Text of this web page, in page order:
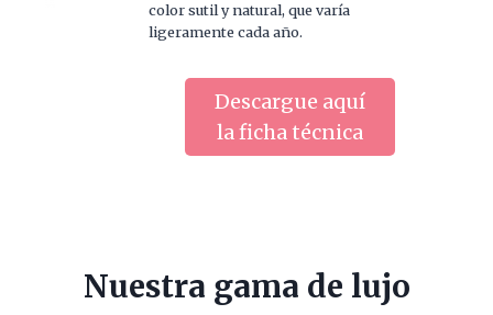
color sutil y natural, que varía
ligeramente cada año.
Descargue aquí
la ficha técnica
Nuestra gama de lujo